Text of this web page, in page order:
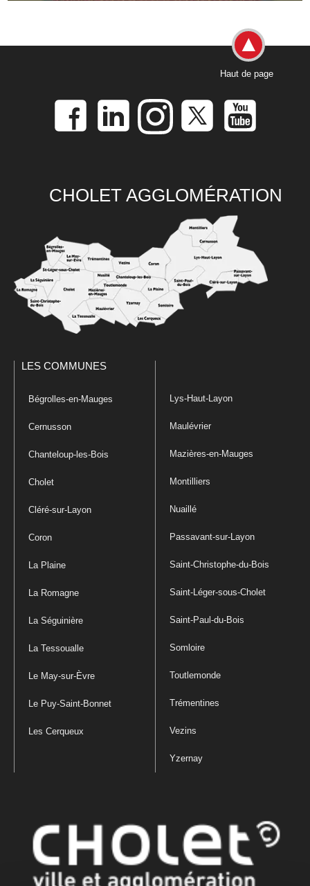
Haut de page
CHOLET AGGLOMÉRATION
LES COMMUNES
Bégrolles-en-Mauges
Cernusson
Chanteloup-les-Bois
Cholet
Cléré-sur-Layon
Coron
La Plaine
La Romagne
La Séguinière
La Tessoualle
Le May-sur-Èvre
Le Puy-Saint-Bonnet
Les Cerqueux
Lys-Haut-Layon
Maulévrier
Mazières-en-Mauges
Montilliers
Nuaillé
Passavant-sur-Layon
Saint-Christophe-du-Bois
Saint-Léger-sous-Cholet
Saint-Paul-du-Bois
Somloire
Toutlemonde
Trémentines
Vezins
Yzernay